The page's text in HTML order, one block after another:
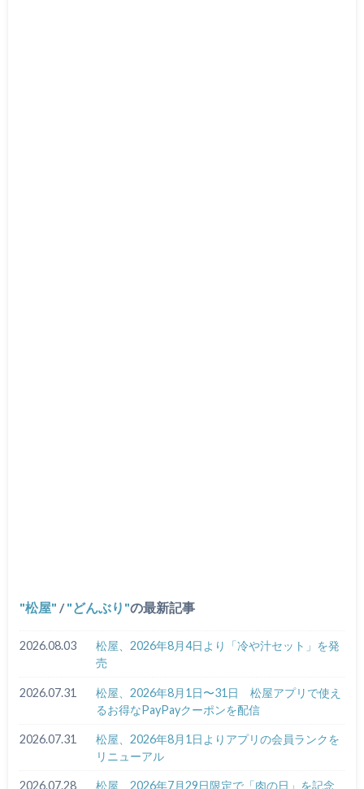
松屋 / どんぶり の最新記事
2026.08.03
松屋、2026年8月4日より「冷や汁セット」を発
売
2026.07.31
松屋、2026年8月1日〜31日 松屋アプリで使え
るお得なPayPayクーポンを配信
2026.07.31
松屋、2026年8月1日よりアプリの会員ランクを
リニューアル
2026.07.28 松屋、2026年7月29日限定で「肉の日」を記念